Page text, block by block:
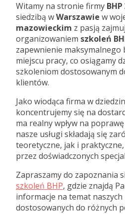
Witamy na stronie firmy
siedzibą wWarszawie w
mazowieckim z pasją
organizowaniem szkoleń
zapewnienie maksymalnego
miejscu pracy, co osiągamy
szkoleniom dostosowanym
klientów.
Jako wiodąca firma w
koncentrujemy się na
ma realny wpływ na
nasze usługi składają się
teoretyczne, jak i
przez doświadczonych
Zapraszamy do zapoznania
szkoleń BHP, gdzie znajdą
informacje na temat
dostosowanych do różnych